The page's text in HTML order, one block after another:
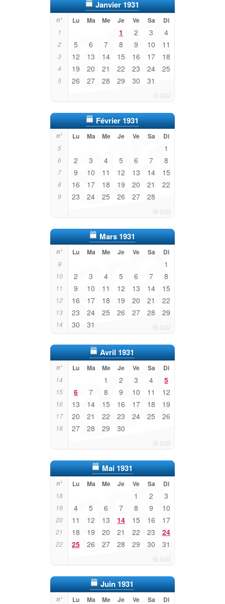
Janvier 1931
n° Lu Ma Me Je Ve Sa Di
1 1 2 3 4
2 5 6 7 8 9 10 11
3 12 13 14 15 16 17 18
4 19 20 21 22 23 24 25
5 26 27 28 29 30 31
Février 1931
n° Lu Ma Me Je Ve Sa Di
5 1
6 2 3 4 5 6 7 8
7 9 10 11 12 13 14 15
8 16 17 18 19 20 21 22
9 23 24 25 26 27 28
Mars 1931
n° Lu Ma Me Je Ve Sa Di
9 1
10 2 3 4 5 6 7 8
11 9 10 11 12 13 14 15
12 16 17 18 19 20 21 22
13 23 24 25 26 27 28 29
14 30 31
Avril 1931
n° Lu Ma Me Je Ve Sa Di
14 1 2 3 4 5
15 6 7 8 9 10 11 12
16 13 14 15 16 17 18 19
17 20 21 22 23 24 25 26
18 27 28 29 30
Mai 1931
n° Lu Ma Me Je Ve Sa Di
18 1 2 3
19 4 5 6 7 8 9 10
20 11 12 13 14 15 16 17
21 18 19 20 21 22 23 24
22 25 26 27 28 29 30 31
Juin 1931
n° Lu Ma Me Je Ve Sa Di